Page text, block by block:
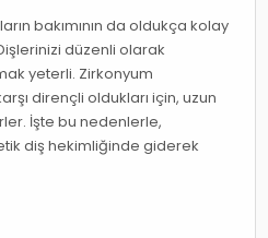
bakımının da oldukça kolay
düzenli olarak
yeterli. Zirkonyum
dirençli oldukları için, uzun
İşte bu nedenlerle,
diş hekimliğinde giderek